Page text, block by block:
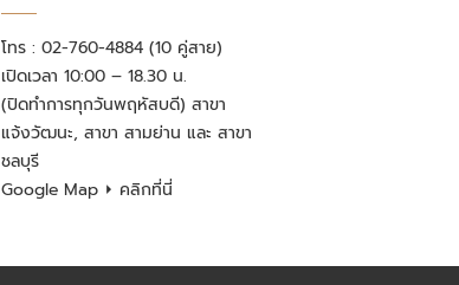
โทร : 02-760-4884 (10 คู่สาย)
เปิดเวลา 10:00 – 18.30 น.
(ปิดทำการทุกวันพฤหัสบดี) สาขา
แจ้งวัฒนะ, สาขา สามย่าน และ สาขา
ชลบุรี
Google Map ⏵ คลิกที่นี่